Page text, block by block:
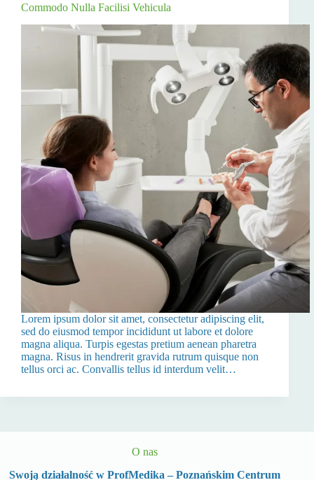
Commodo Nulla Facilisi Vehicula
Lorem ipsum dolor sit amet, consectetur adipiscing elit,
sed do eiusmod tempor incididunt ut labore et dolore
magna aliqua. Turpis egestas pretium aenean pharetra
magna. Risus in hendrerit gravida rutrum quisque non
tellus orci ac. Convallis tellus id interdum velit…
O nas
Swoją działalność w ProfMedika – Poznańskim Centrum